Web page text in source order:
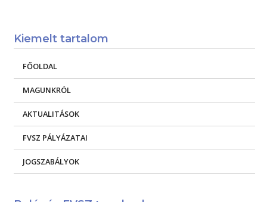
Kiemelt tartalom
FŐOLDAL
MAGUNKRÓL
AKTUALITÁSOK
FVSZ PÁLYÁZATAI
JOGSZABÁLYOK